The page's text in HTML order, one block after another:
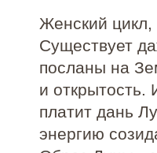
Женский
Существует
посланы на
и
платит дань
энергию